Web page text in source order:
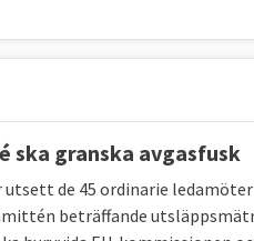
energi i EU ska fördubblas
har i särklass den
här finns något specifikt
förnyelsebar energi
ska granska avgasfusk
de 45 ordinarie
beträffande